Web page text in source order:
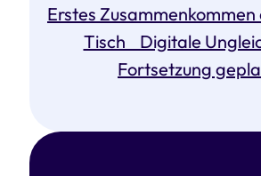
Erstes Zusammenkommen
Tisch Digitale
Fortsetzung